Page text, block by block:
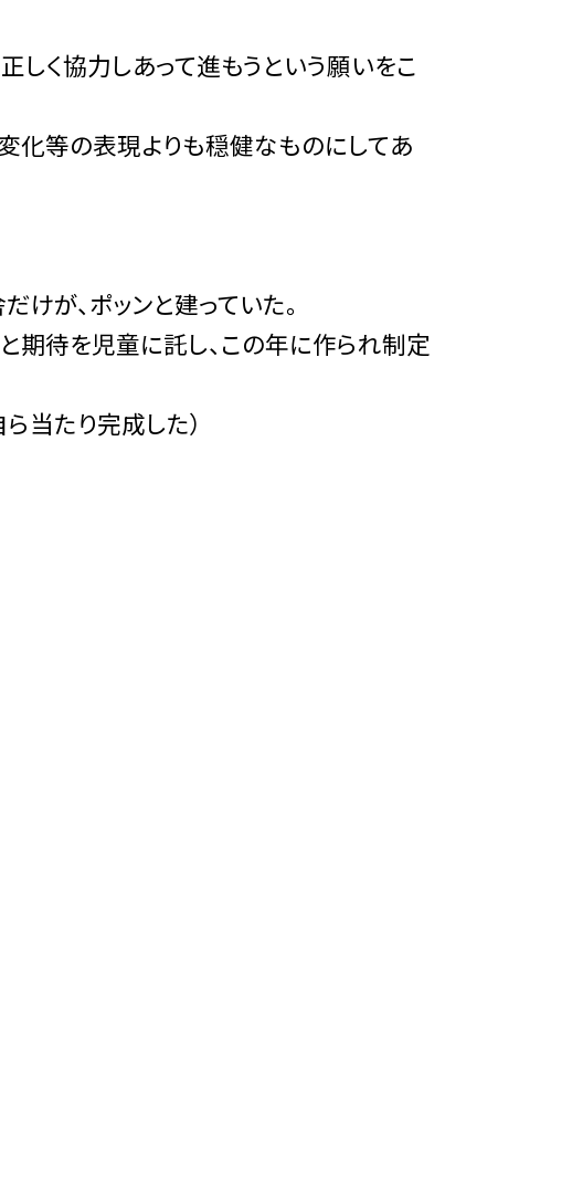
く協力しあって進もうという願いをこ
化等の表現よりも穏健なものにしてあ
が、ポッンと建っていた。
期待を児童に託し、この年に作られ制定
当たり完成した）